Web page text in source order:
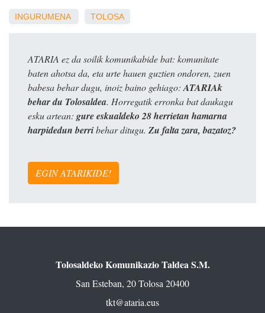
INGURUMENA TOLOSA
ATARIA ez da soilik komunikabide bat: komunitate
baten ahotsa da, eta urte hauen guztien ondoren, zuen
babesa behar dugu, inoiz baino gehiago:ATARIAk
behar du Tolosaldea. Horregatik erronka bat daukagu
esku artean: gure eskualdeko 28 herrietan hamarna
harpidedun berribehar ditugu. Zu falta zara, bazatoz?
EGIN ATARIKIDE!
Tolosaldeko Komunikazio Taldea S.M.
San Esteban, 20 Tolosa 20400
tkt@ataria.eus